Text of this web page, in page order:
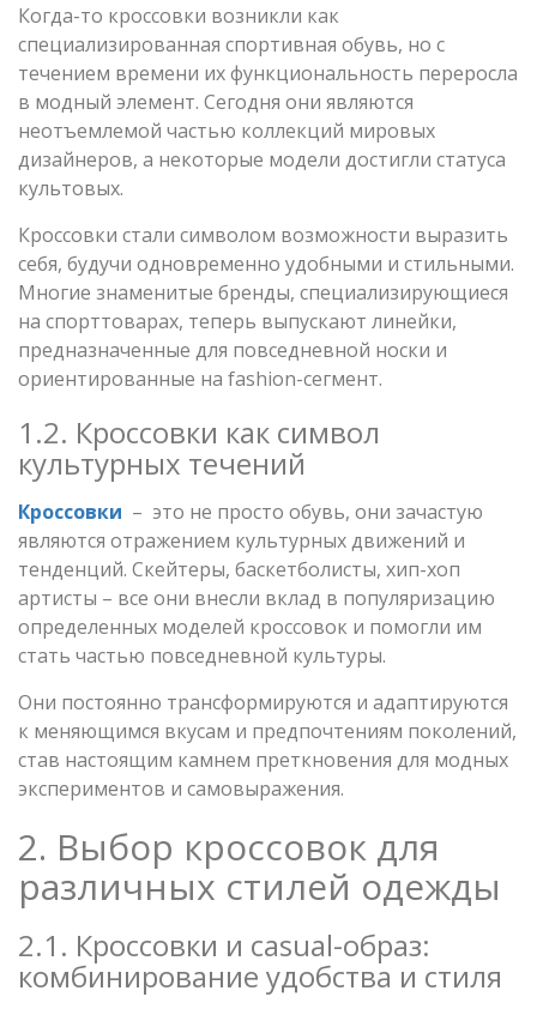
Когда-то кроссовки возникли как
специализированная спортивная обувь, но с
течением времени их функциональность переросла
в модный элемент. Сегодня они являются
неотъемлемой частью коллекций мировых
дизайнеров, а некоторые модели достигли статуса
культовых.
Кроссовки стали символом возможности выразить
себя, будучи одновременно удобными и стильными.
Многие знаменитые бренды, специализирующиеся
на спорттоварах, теперь выпускают линейки,
предназначенные для повседневной носки и
ориентированные на fashion-сегмент.
1.2. Кроссовки как символ
культурных течений
Кроссовки – это не просто обувь, они зачастую
являются отражением культурных движений и
тенденций. Скейтеры, баскетболисты, хип-хоп
артисты – все они внесли вклад в популяризацию
определенных моделей кроссовок и помогли им
стать частью повседневной культуры.
Они постоянно трансформируются и адаптируются
к меняющимся вкусам и предпочтениям поколений,
став настоящим камнем преткновения для модных
экспериментов и самовыражения.
2. Выбор кроссовок для
различных стилей одежды
2.1. Кроссовки и casual-образ:
комбинирование удобства и стиля